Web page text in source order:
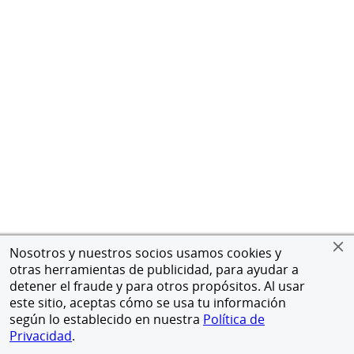
Nosotros y nuestros socios usamos cookies y
otras herramientas de publicidad, para ayudar a
detener el fraude y para otros propósitos. Al usar
este sitio, aceptas cómo se usa tu información
según lo establecido en nuestra Política de
Privacidad.